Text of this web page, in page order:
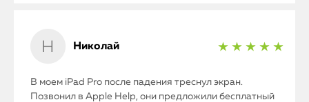
iMac
Николай ★ ★ ★ ★ ★
В моем iPad Pro после падения треснул экран.
Позвонил в Apple Help, они предложили бесплатный